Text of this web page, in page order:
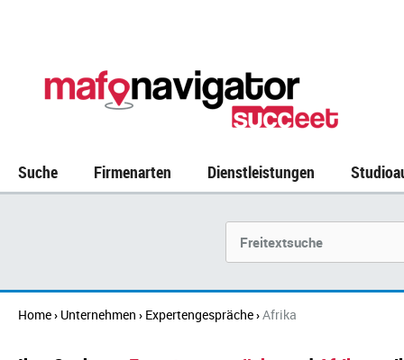
Suche Firmenarten Dienstleistungen
Home› Unternehmen › Expertengespräche›Afrika